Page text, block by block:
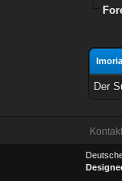
Der
Kontakt